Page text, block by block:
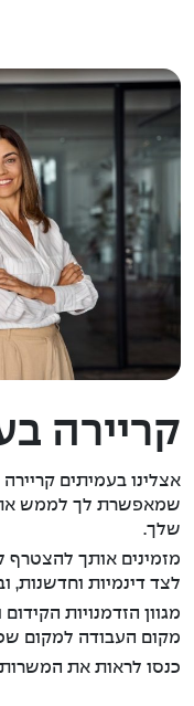
קריירה
אצלינו בעמיתים
שמאפשרת לך לממש
שלך.
מזמינים אותך להצטרף
לצד דינמיות וחדשנות,
מגוון הזדמנויות
מקום העבודה למקום
כנסו לראות את